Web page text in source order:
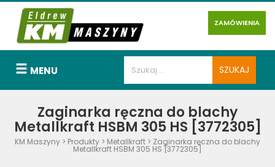
ZAMÓWIENIA
MENU
Zaginarka ręczna do blachy
Metallkraft HSBM 305 HS [3772305]
KM Maszyny > Produkty > Metallkraft > Zaginarka ręczna do blachy
Metallkraft HSBM 305 HS [3772305]